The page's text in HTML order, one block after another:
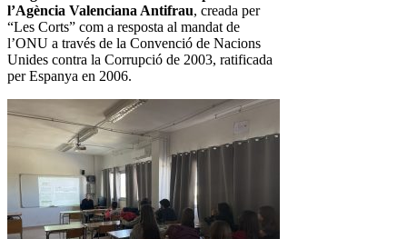
l’Agència Valenciana Antifrau, creada per
“Les Corts” com a resposta al mandat de
l’ONU a través de la Convenció de Nacions
Unides contra la Corrupció de 2003, ratificada
per Espanya en 2006.